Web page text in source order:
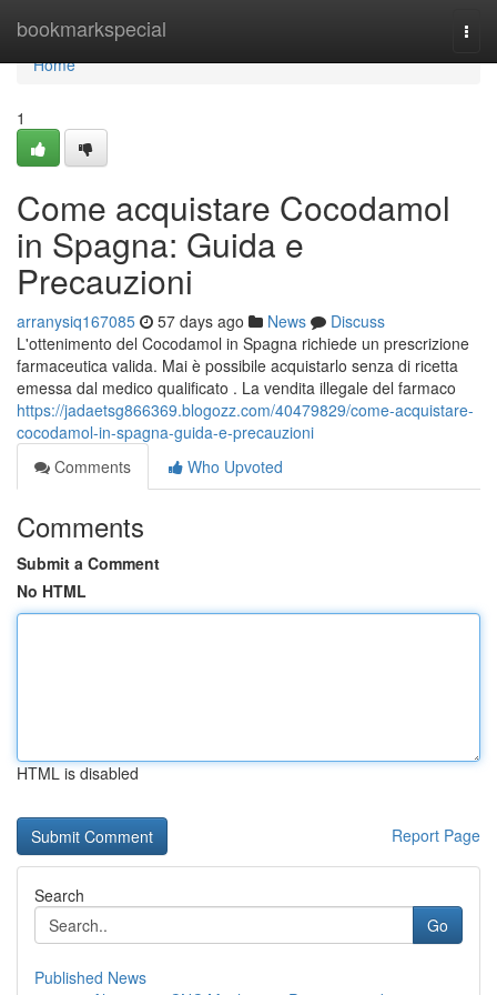
bookmarkspecial
Home
Home
1
Come acquistare Cocodamol
in Spagna: Guida e
Precauzioni
arranysiq167085 57 days ago News
Discuss
L'ottenimento del Cocodamol in Spagna richiede un prescrizione
farmaceutica valida. Mai è possibile acquistarlo senza di ricetta
emessa dal medico qualificato . La vendita illegale del farmaco
https://jadaetsg866369.blogozz.com/40479829/come-acquistare-
cocodamol-in-spagna-guida-e-precauzioni
Comments
Who Upvoted
Comments
Submit a Comment
No HTML
HTML is disabled
Report Page
Search
Go
Published News